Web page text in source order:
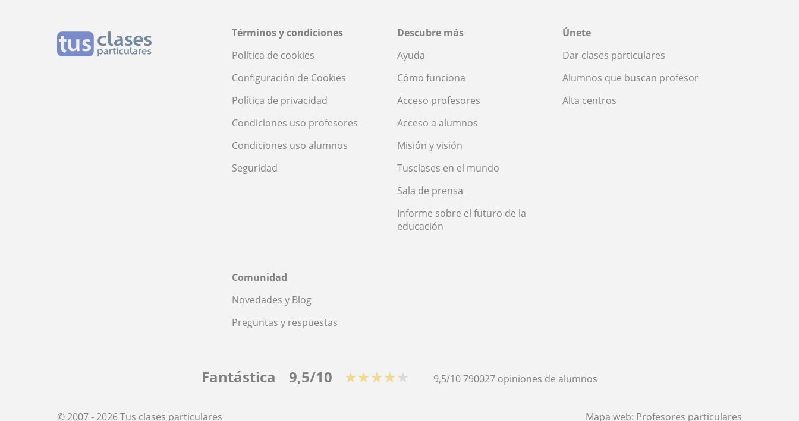
Términos y condiciones
Política de cookies
Configuración de Cookies
Política de privacidad
Condiciones uso profesores
Condiciones uso alumnos
Seguridad
Descubre más
Ayuda
Cómo funciona
Acceso profesores
Acceso a alumnos
Misión y visión
Tusclases en el mundo
Sala de prensa
Informe sobre el futuro de la
educación
Únete
Dar clases particulares
Alumnos que buscan profesor
Alta centros
Comunidad
Novedades y Blog
Preguntas y respuestas
Fantástica 9,5/10 ★★★★★ 9,5/10790027 opiniones de alumnos
© 2007 - 2026 Tus clases particulares Mapa web: Profesores particulares